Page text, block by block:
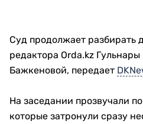
Суд продолжает разбирать
редактора Orda.kz Гульнары
Бажкеновой, передает
На заседании прозвучали
которые затронули сразу